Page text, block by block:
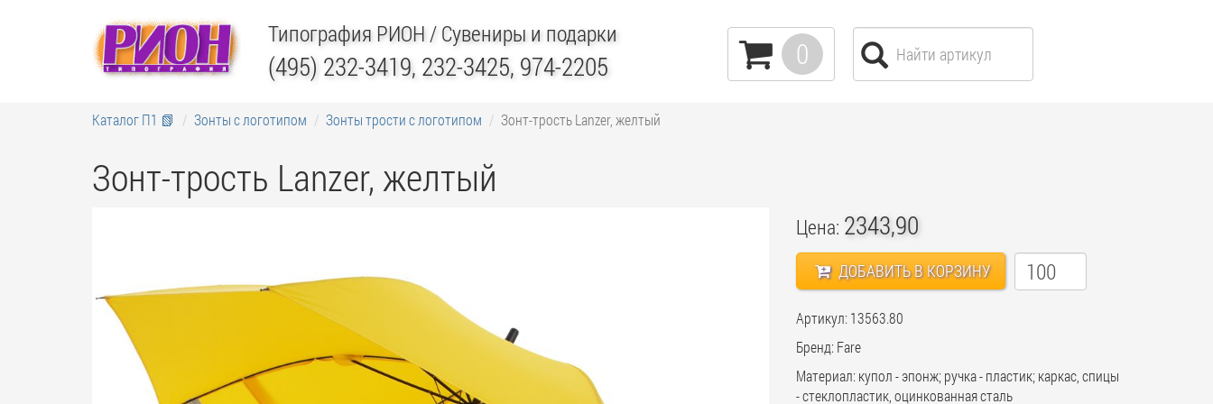
Типография РИОН/ Сувениры и подарки
(495) 232-3419, 232-3425, 974-2205 0
Каталог П1 📗 Зонты с логотипом Зонты трости с логотипом Зонт-трость Lanzer, желтый
Зонт-трость Lanzer, желтый
Цена: 2343,90
ДОБАВИТЬ В КОРЗИНУ
Артикул: 13563.80
Бренд: Fare
Материал: купол - эпонж; ручка - пластик; каркас, спицы
- стеклопластик, оцинкованная сталь